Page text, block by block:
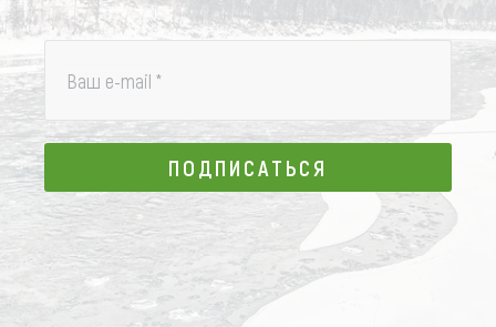
Ваш e-mail *
ПОДПИСАТЬСЯ
ПОДПИСАТЬСЯ